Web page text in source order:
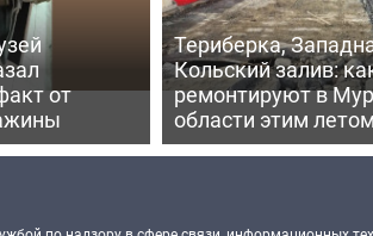
от
Териберка,
Кольский залив:
ремонтируют в
области этим